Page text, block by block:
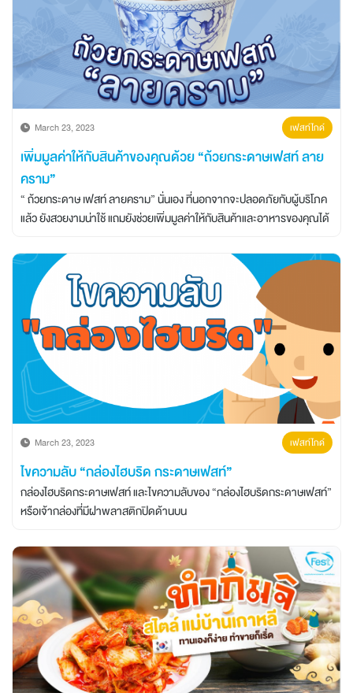
March 23, 2023 เฟสท์ไกด์
เพิ่มมูลค่าให้กับสินค้าของคุณด้วย “ถ้วยกระดาษเฟสท์ ลาย
คราม”
“ ถ้วยกระดาษ เฟสท์ ลายคราม” นั่นเอง ที่นอกจากจะปลอดภัยกับผู้บริโภค
แล้ว ยังสวยงามน่าใช้ แถมยังช่วยเพิ่มมูลค่าให้กับสินค้าและอาหารของคุณได้
March 23, 2023 เฟสท์ไกด์
ไขความลับ “กล่องไฮบริด กระดาษเฟสท์”
กล่องไฮบริดกระดาษเฟสท์ และไขความลับของ “กล่องไฮบริดกระดาษเฟสท์”
หรือเจ้ากล่องที่มีฝาพลาสติกปิดด้านบน